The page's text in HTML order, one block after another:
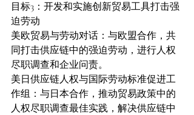
目标3：开发和实施创新贸易工具打击强
迫劳动
美欧贸易与劳动对话：与欧盟合作，共
同打击供应链中的强迫劳动，进行人权
尽职调查和企业问责。
美日供应链人权与国际劳动标准促进工
作组：与日本合作，推动贸易政策中的
人权尽职调查最佳实践，解决供应链中